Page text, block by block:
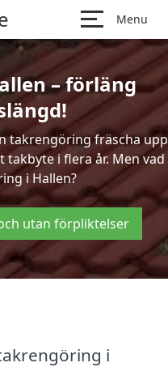
Menu
– förläng
takrengöring fräscha upp
i flera år. Men vad
i Hallen?
utan förpliktelser
i